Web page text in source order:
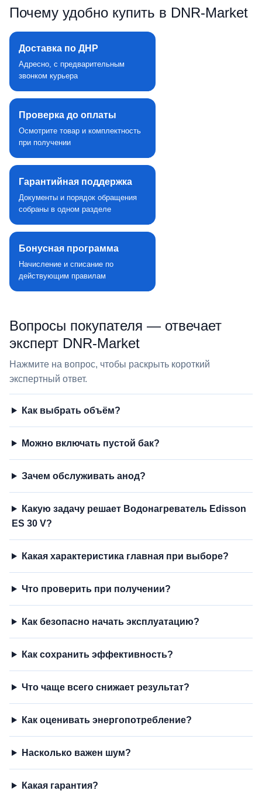
Почему удобно купить в DNR‑Market
Доставка по ДНР
Адресно, с предварительным
звонком курьера
Проверка до оплаты
Осмотрите товар и комплектность
при получении
Гарантийная поддержка
Документы и порядок обращения
собраны в одном разделе
Бонусная программа
Начисление и списание по
действующим правилам
Вопросы покупателя — отвечает
эксперт DNR‑Market
Нажмите на вопрос, чтобы раскрыть короткий
экспертный ответ.
Как выбрать объём?
Можно включать пустой бак?
Зачем обслуживать анод?
Какую задачу решает Водонагреватель Edisson
ES 30 V?
Какая характеристика главная при выборе?
Что проверить при получении?
Как безопасно начать эксплуатацию?
Как сохранить эффективность?
Что чаще всего снижает результат?
Как оценивать энергопотребление?
Насколько важен шум?
Какая гарантия?